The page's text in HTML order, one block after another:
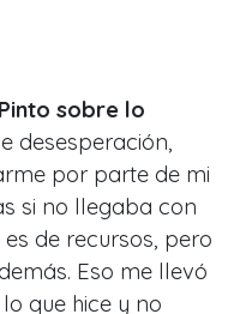
sobre lo
desesperación,
por parte de mi
si no llegaba con
de recursos, pero
Eso me llevó
que hice y no